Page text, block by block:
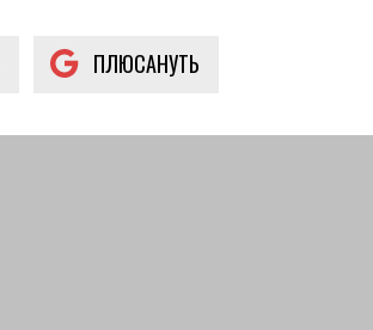
ПЛЮСАНУТЬ